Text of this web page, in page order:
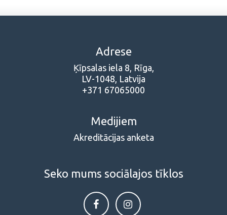
Adrese
Ķīpsalas iela 8, Rīga,
LV-1048, Latvija
+371 67065000
Medijiem
Akreditācijas anketa
Seko mums sociālajos tīklos